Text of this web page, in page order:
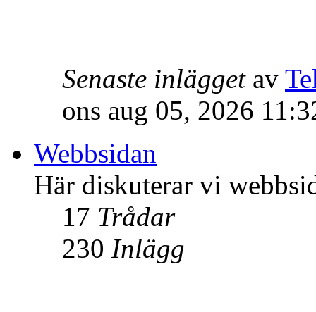
Senaste inläggetav
ons aug 05, 2026
Webbsidan
Här diskuterar vi
17 Trådar
230 Inlägg